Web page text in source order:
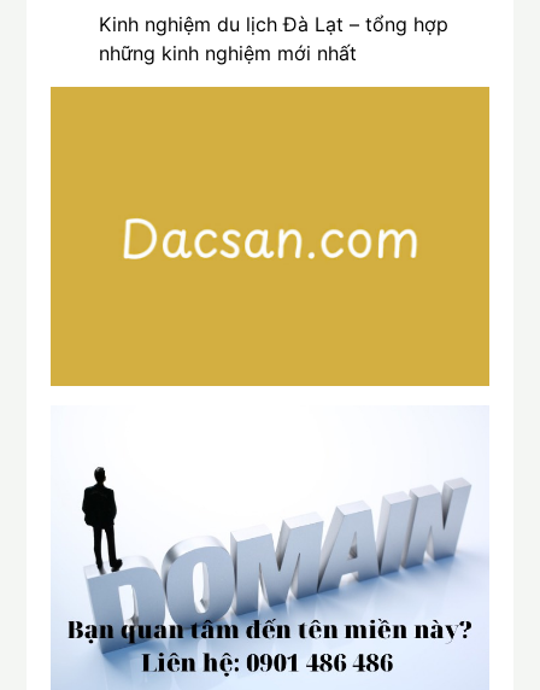
Kinh nghiệm du lịch Đà Lạt – tổng hợp
những kinh nghiệm mới nhất